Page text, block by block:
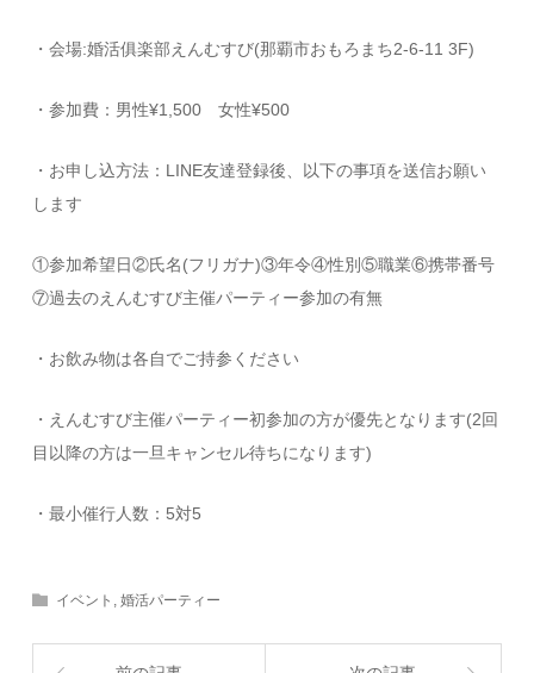
・会場:婚活俱楽部えんむすび(那覇市おもろまち2-6-11 3F)
・参加費：男性¥1,500 女性¥500
・お申し込方法：LINE友達登録後、以下の事項を送信お願い
します
①参加希望日②氏名(フリガナ)③年令④性別⑤職業⑥携帯番号
⑦過去のえんむすび主催パーティー参加の有無
・お飲み物は各自でご持参ください
・えんむすび主催パーティー初参加の方が優先となります(2回
目以降の方は一旦キャンセル待ちになります)
・最小催行人数：5対5
イベント ,婚活パーティー